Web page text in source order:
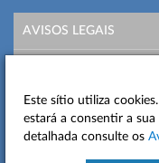
AVISOS LEGAIS
MAPA DO SITE
CONTACTOS
Este sítio utiliza
estará a consentir a
detalhada consulte os